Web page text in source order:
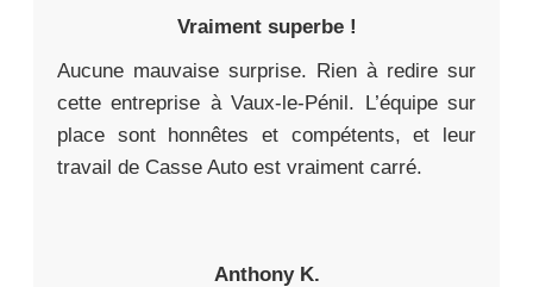
Vraiment superbe !
Aucune mauvaise surprise. Rien à redire sur
cette entreprise à Vaux-le-Pénil. L’équipe sur
place sont honnêtes et compétents, et leur
travail de Casse Auto est vraiment carré.
Anthony K.